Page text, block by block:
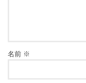
名前 ※